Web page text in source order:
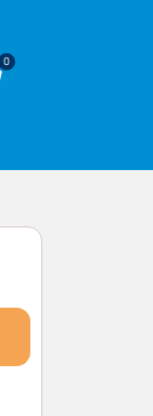
0